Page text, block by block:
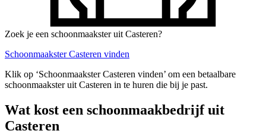
Zoek je een schoonmaakster uit Casteren?
Schoonmaakster Casteren vinden
Klik op ‘Schoonmaakster Casteren vinden’ om een betaalbare
schoonmaakster uit Casteren in te huren die bij je past.
Wat kost een schoonmaakbedrijf uit
Casteren